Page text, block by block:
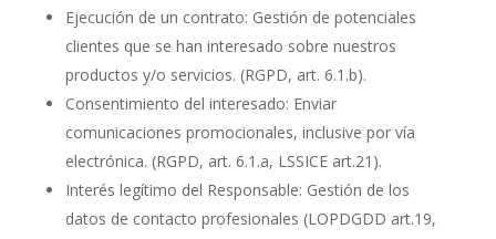
Ejecución de un contrato: Gestión de potenciales
clientes que se han interesado sobre nuestros
productos y/o servicios. (RGPD, art. 6.1.b).
Consentimiento del interesado: Enviar
comunicaciones promocionales, inclusive por vía
electrónica. (RGPD, art. 6.1.a, LSSICE art.21).
Interés legítimo del Responsable: Gestión de los
datos de contacto profesionales (LOPDGDD art.19,